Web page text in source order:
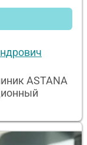
ASTANA